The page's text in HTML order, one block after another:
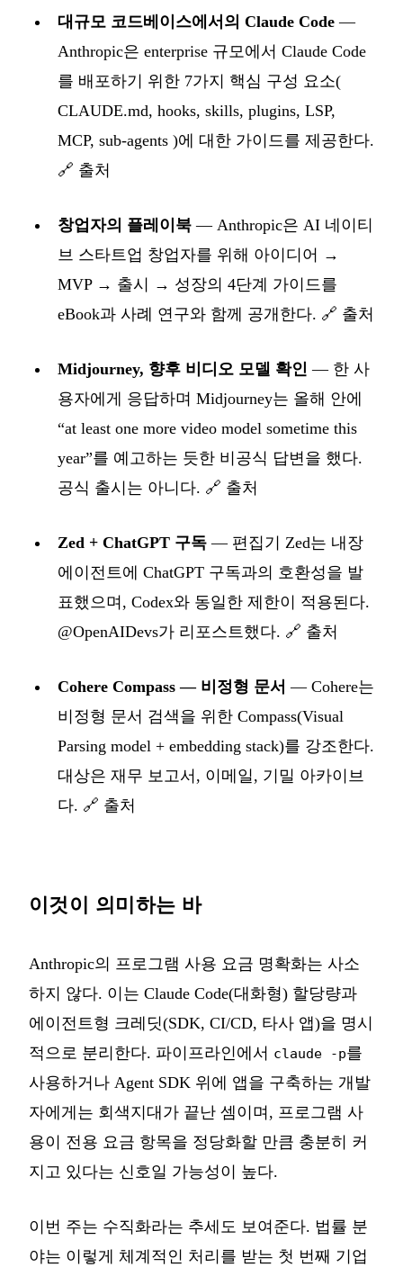
대규모 코드베이스에서의 Claude Code —
Anthropic은 enterprise 규모에서 Claude Code
를 배포하기 위한 7가지 핵심 구성 요소(
CLAUDE.md, hooks, skills, plugins, LSP,
MCP, sub-agents )에 대한 가이드를 제공한다.
🔗 출처
창업자의 플레이북 — Anthropic은 AI 네이티
브 스타트업 창업자를 위해 아이디어 →
MVP → 출시 → 성장의 4단계 가이드를
eBook과 사례 연구와 함께 공개한다. 🔗 출처
Midjourney, 향후 비디오 모델 확인 — 한 사
용자에게 응답하며 Midjourney는 올해 안에
“at least one more video model sometime this
year”를 예고하는 듯한 비공식 답변을 했다.
공식 출시는 아니다. 🔗 출처
Zed + ChatGPT 구독 — 편집기 Zed는 내장
에이전트에 ChatGPT 구독과의 호환성을 발
표했으며, Codex와 동일한 제한이 적용된다.
@OpenAIDevs가 리포스트했다. 🔗 출처
Cohere Compass — 비정형 문서 — Cohere는
비정형 문서 검색을 위한 Compass(Visual
Parsing model + embedding stack)를 강조한다.
대상은 재무 보고서, 이메일, 기밀 아카이브
다. 🔗 출처
이것이 의미하는 바
Anthropic의 프로그램 사용 요금 명확화는 사소
하지 않다. 이는 Claude Code(대화형) 할당량과
에이전트형 크레딧(SDK, CI/CD, 타사 앱)을 명시
적으로 분리한다. 파이프라인에서 claude -p를
사용하거나 Agent SDK 위에 앱을 구축하는 개발
자에게는 회색지대가 끝난 셈이며, 프로그램 사
용이 전용 요금 항목을 정당화할 만큼 충분히 커
지고 있다는 신호일 가능성이 높다.
이번 주는 수직화라는 추세도 보여준다. 법률 분
야는 이렇게 체계적인 처리를 받는 첫 번째 기업